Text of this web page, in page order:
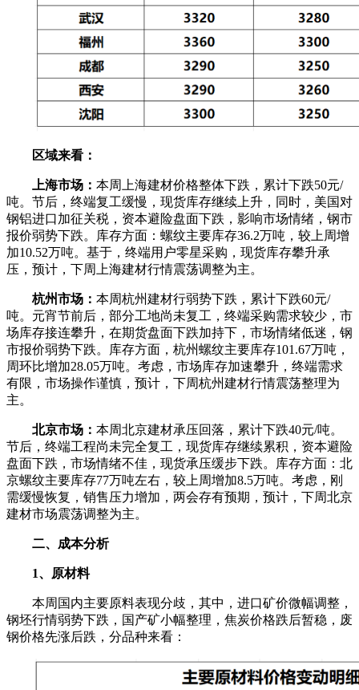
区域来看：
上海市场： 本周上海建材价格整体下跌，累计下跌50元/
吨。节后，终端复工缓慢，现货库存继续上升，同时，美国对
钢铝进口加征关税，资本避险盘面下跌，影响市场情绪，钢市
报价弱势下跌。库存方面：螺纹主要库存36.2万吨，较上周增
加10.52万吨。基于，终端用户零星采购，现货库存攀升承
压，预计，下周上海建材行情震荡调整为主。
杭州市场： 本周杭州建材行弱势下跌，累计下跌60元/
吨。元宵节前后，部分工地尚未复工，终端采购需求较少，市
场库存接连攀升，在期货盘面下跌加持下，市场情绪低迷，钢
市报价弱势下跌。库存方面，杭州螺纹主要库存101.67万吨，
周环比增加28.05万吨。考虑，市场库存加速攀升，终端需求
有限，市场操作谨慎，预计，下周杭州建材行情震荡整理为
主。
北京市场： 本周北京建材承压回落，累计下跌40元/吨。
节后，终端工程尚未完全复工，现货库存继续累积，资本避险
盘面下跌，市场情绪不佳，现货承压缓步下跌。库存方面：北
京螺纹主要库存77万吨左右，较上周增加8.5万吨。考虑，刚
需缓慢恢复，销售压力增加，两会存有预期，预计，下周北京
建材市场震荡调整为主。
二、成本分析
1、原材料
本周国内主要原料表现分歧，其中，进口矿价微幅调整，
钢坯行情弱势下跌，国产矿小幅整理，焦炭价格跌后暂稳，废
钢价格先涨后跌，分品种来看：